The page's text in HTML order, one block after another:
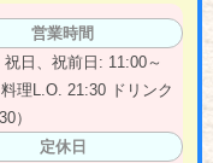
営業時間
祝日、祝前日: 11:00～
理L.O. 21:30 ドリンク
）
定休日